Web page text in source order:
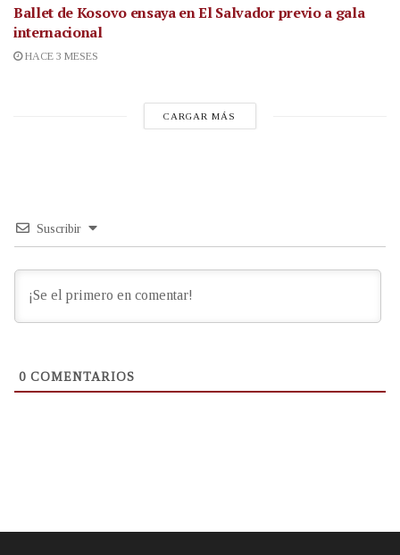
Ballet de Kosovo ensaya en El Salvador previo a gala
internacional
HACE 3 MESES
CARGAR MÁS
Suscribir
0 COMENTARIOS